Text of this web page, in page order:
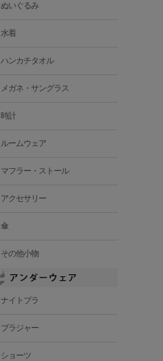
ぬいぐるみ
水着
ハンカチタオル
メガネ・サングラス
時計
ルームウェア
マフラー・ストール
アクセサリー
傘
その他小物
ナイトブラ
ブラジャー
ショーツ